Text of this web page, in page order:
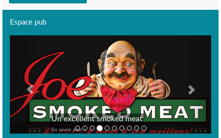
Espace pub
Un excellent smoked meat
En savoir plus >